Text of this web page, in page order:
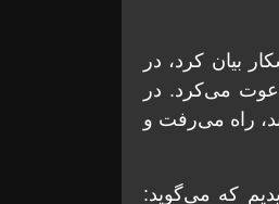
بیان کرد، در
می‌کرد. در
راه می‌رفت و
که می‌گوید: